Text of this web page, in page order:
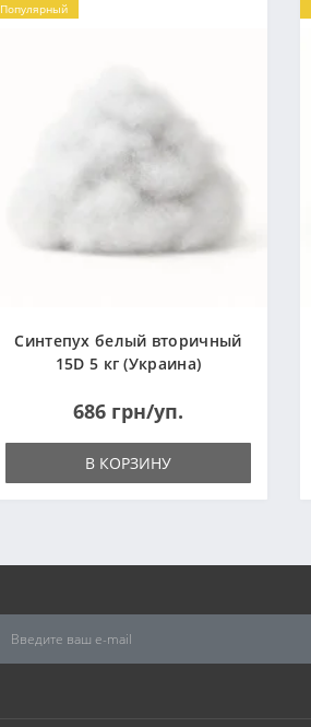
Популярный
Синтепух белый вторичный
15D 5 кг (Украина)
686 грн/уп.
В КОРЗИНУ